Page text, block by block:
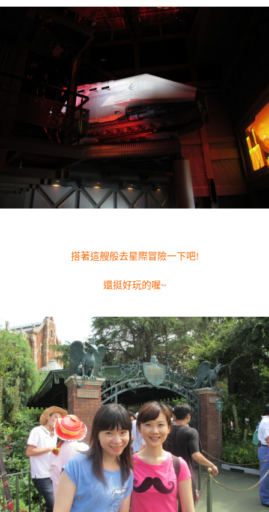
搭著這艘般去星際冒險一下吧!
還挺好玩的喔~